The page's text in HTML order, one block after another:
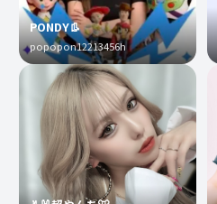
PONDY👢
popopon12213456h